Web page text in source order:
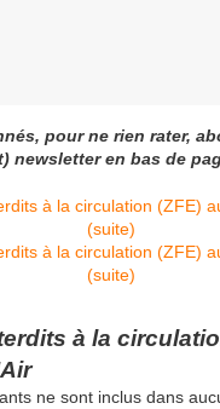
pour ne rien rater,
newsletter en bas de
à la
ne sont inclus dans